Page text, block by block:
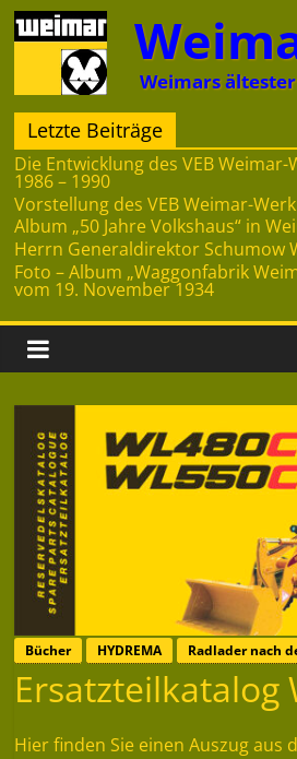
Zum
Inhalt
springen
Weimars
Letzte Beiträge
Die Entwicklung des VEB Weimar-
1986 – 1990
Vorstellung des VEB Weimar-
Album „50 Jahre Volkshaus“ in
Herrn Generaldirektor Schumow
Foto – Album „Waggonfabrik
vom 19. November 1934
Bücher HYDREMA Radlader nach
Ersatzteilkatalog
Hier finden Sie einen Auszug aus